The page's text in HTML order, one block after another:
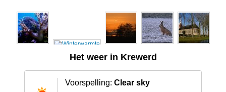
Het weer in Krewerd
Voorspelling: Clear sky